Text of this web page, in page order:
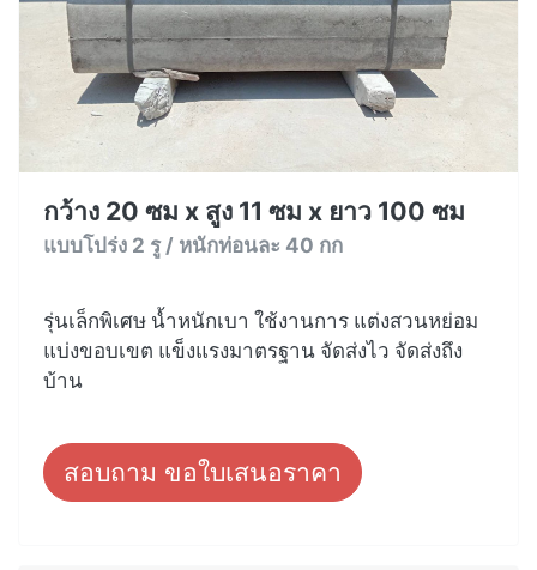
กว้าง 20 ซม x สูง 11 ซม x ยาว 100 ซม
แบบโปร่ง 2 รู / หนักท่อนละ 40 กก
รุ่นเล็กพิเศษ น้ำหนักเบา ใช้งานการ แต่งสวนหย่อม
แบ่งขอบเขต แข็งแรงมาตรฐาน จัดส่งไว จัดส่งถึง
บ้าน
สอบถาม ขอใบเสนอราคา